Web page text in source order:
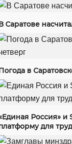
Саратове
в
Россия» и
для